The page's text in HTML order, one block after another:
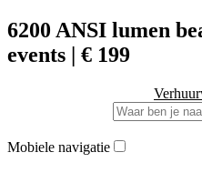
6200 ANSI lumen
events | € 199
Mobiele navigatie